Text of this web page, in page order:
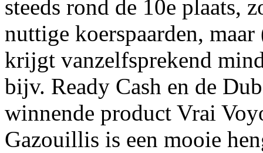
steeds rond de 10e plaats,
nuttige koerspaarden,
krijgt vanzelfsprekend
bijv. Ready Cash en de
winnende product Vrai
Gazouillis is een mooie